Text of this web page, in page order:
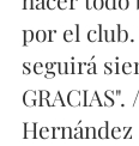
por el
seguirá
Hernández